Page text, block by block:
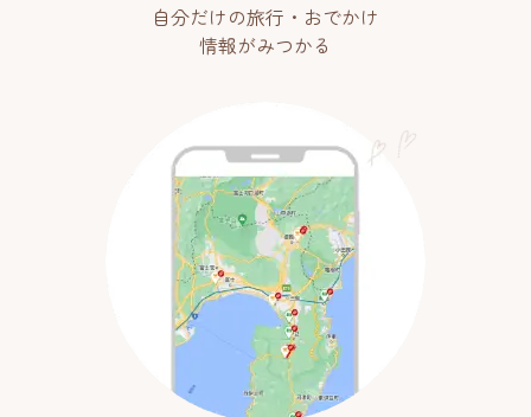
自分だけの旅行・おでかけ
情報がみつかる